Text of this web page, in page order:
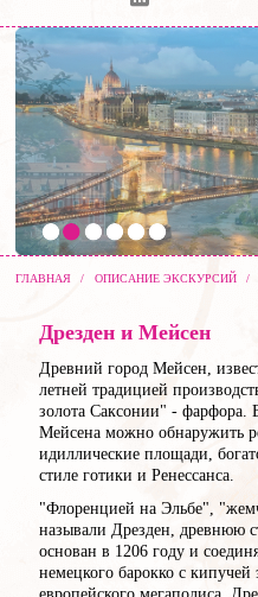
ГЛАВНАЯ / ОПИСАНИЕ ЭКСКУРСИЙ /
Дрезден и Мейсен
Древний город Мейсен,
летней традицией
золота Саксонии" - фарфора.
Мейсена можно обнаружить
идиллические площади,
стиле готики и Ренессанса.
"Флоренцией на Эльбе",
называли Дрезден, древнюю
основан в 1206 году и
немецкого барокко с кипучей